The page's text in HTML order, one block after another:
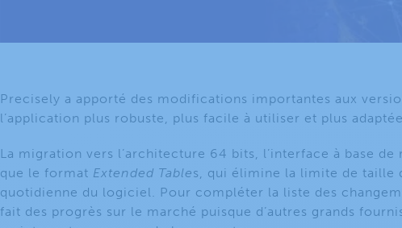
Precisely a apporté des modifications importantes aux
l’application plus robuste, plus facile à utiliser et plus
La migration vers l’architecture 64 bits, l’interface à base
que le format Extended Tables, qui élimine la limite de taille
quotidienne du logiciel. Pour compléter la liste des
fait des progrès sur le marché puisque d’autres grands